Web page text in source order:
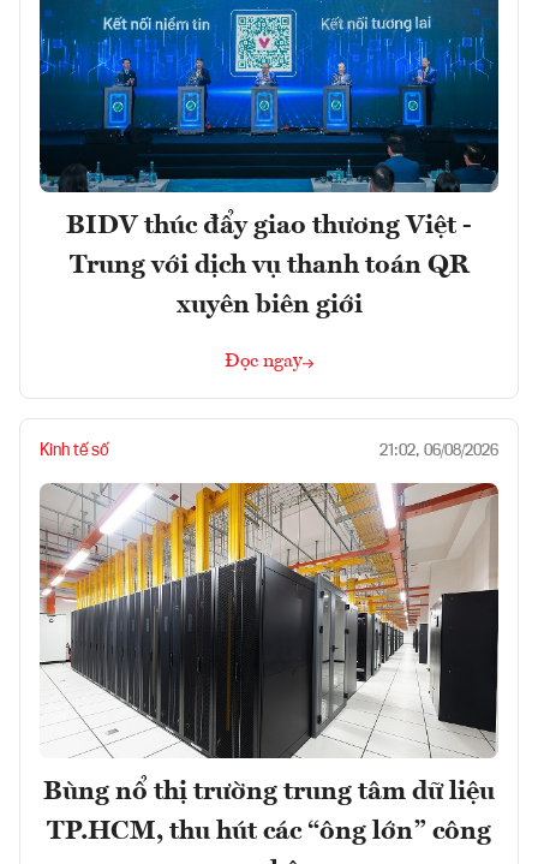
BIDV thúc đẩy giao thương Việt -
Trung với dịch vụ thanh toán QR
xuyên biên giới
Đọc ngay
Kinh tế số 21:02, 06/08/2026
Bùng nổ thị trường trung tâm dữ liệu
TP.HCM, thu hút các “ông lớn” công